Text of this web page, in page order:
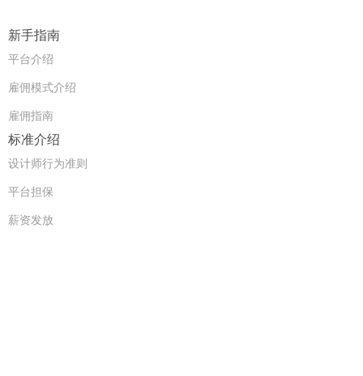
新手指南
平台介绍
雇佣模式介绍
雇佣指南
标准介绍
设计师行为准则
平台担保
薪资发放